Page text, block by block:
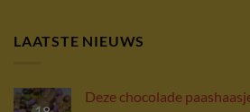
LAATSTE NIEUWS
Deze chocolade